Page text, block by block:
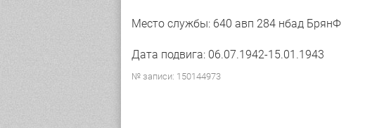
Место службы: 640 авп 284 нбад БрянФ
Дата подвига: 06.07.1942-15.01.1943
№ записи: 150144973